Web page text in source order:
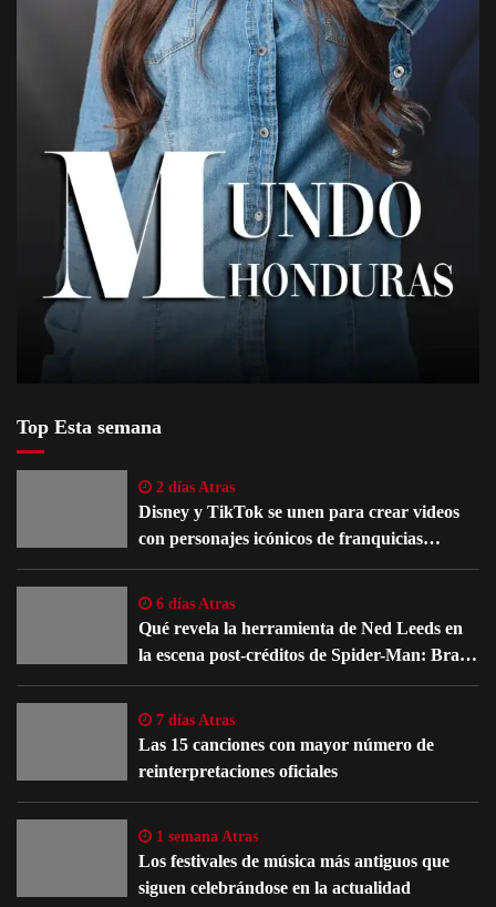
Top Esta semana
2 días Atras
Disney y TikTok se unen para crear videos
con personajes icónicos de franquicias
famosas
6 días Atras
Qué revela la herramienta de Ned Leeds en
la escena post-créditos de Spider-Man: Brand
New Day
7 días Atras
Las 15 canciones con mayor número de
reinterpretaciones oficiales
1 semana Atras
Los festivales de música más antiguos que
siguen celebrándose en la actualidad